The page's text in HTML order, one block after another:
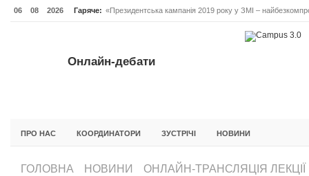
06 08 2026 Гаряче: «Президентська кампанія 2019 року у ЗМІ –
Онлайн-дебати #Відповідальне лідерство. Випуск 3
Онлайн-дебати
ПРО НАС КООРДИНАТОРИ ЗУСТРІЧІ НОВИНИ
ГОЛОВНА НОВИНИ
ОНЛАЙН-ТРАНСЛЯЦІЯ